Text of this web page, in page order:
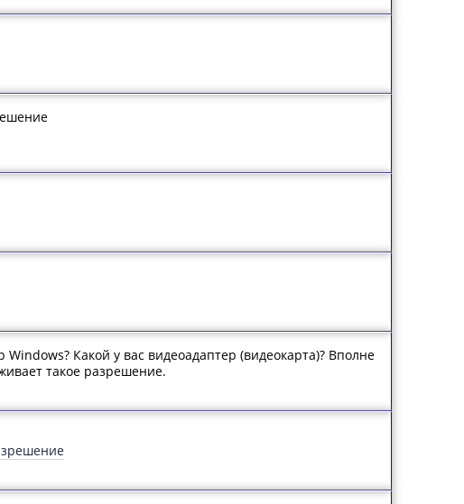
Какой у вас видеоадаптер (видеокарта)? Вполне
такое разрешение.